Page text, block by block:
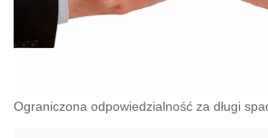
Ograniczona odpowiedzialność za długi